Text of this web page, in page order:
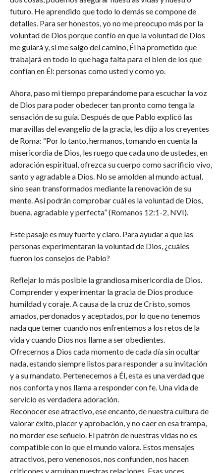
futuro. He aprendido que todo lo demás se compone de
detalles. Para ser honestos, yo no me preocupo más por la
voluntad de Dios porque confío en que la voluntad de Dios
me guiará y, si me salgo del camino, Él ha prometido que
trabajará en todo lo que haga falta para el bien de los que
confían en Él: personas como usted y como yo.
Ahora, paso mi tiempo preparándome para escuchar la voz
de Dios para poder obedecer tan pronto como tenga la
sensación de su guía. Después de que Pablo explicó las
maravillas del evangelio de la gracia, les dijo a los creyentes
de Roma: “Por lo tanto, hermanos, tomando en cuenta la
misericordia de Dios, les ruego que cada uno de ustedes, en
adoración espiritual, ofrezca su cuerpo como sacrificio vivo,
santo y agradable a Dios. No se amolden al mundo actual,
sino sean transformados mediante la renovación de su
mente. Así podrán comprobar cuál es la voluntad de Dios,
buena, agradable y perfecta” (Romanos 12:1-2, NVI).
Este pasaje es muy fuerte y claro. Para ayudar a que las
personas experimentaran la voluntad de Dios, ¿cuáles
fueron los consejos de Pablo?
Reflejar lo más posible la grandiosa misericordia de Dios.
Comprender y experimentar la gracia de Dios produce
humildad y coraje. A causa de la cruz de Cristo, somos
amados, perdonados y aceptados, por lo que no tenemos
nada que temer cuando nos enfrentemos a los retos de la
vida y cuando Dios nos llame a ser obedientes.
Ofrecernos a Dios cada momento de cada día sin ocultar
nada, estando siempre listos para responder a su invitación
y a su mandato. Pertenecemos a Él, esta es una verdad que
nos conforta y nos llama a responder con fe. Una vida de
servicio es verdadera adoración.
Reconocer ese atractivo, ese encanto, de nuestra cultura de
valorar éxito, placer y aprobación, y no caer en esa trampa,
no morder ese señuelo. El patrón de nuestras vidas no es
compatible con lo que el mundo valora. Estos mensajes
atractivos, pero venenosos, nos confunden, nos hacen
criticones y arruinan nuestras relaciones. Esas voces